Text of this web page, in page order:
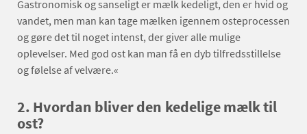
Gastronomisk og sanseligt er mælk kedeligt, den er hvid og
vandet, men man kan tage mælken igennem osteprocessen
og gøre det til noget intenst, der giver alle mulige
oplevelser. Med god ost kan man få en dyb tilfredsstillelse
og følelse af velvære.«
2. Hvordan bliver den kedelige mælk til
ost?